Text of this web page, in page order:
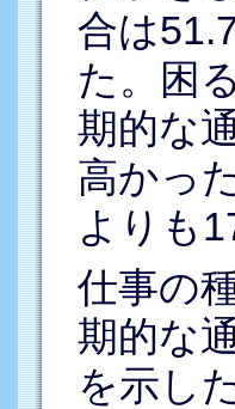
合は
た。困
期的な
高かっ
よりも
仕事の
期的な
を示した